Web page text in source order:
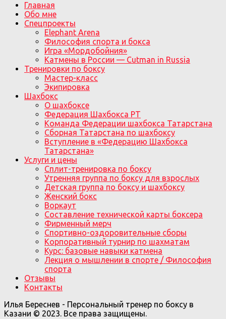
Главная
Обо мне
Спецпроекты
Elephant Arena
Философия спорта и бокса
Игра «Мордобойния»
Катмены в России — Cutman in Russia
Тренировки по боксу
Мастер-класс
Экипировка
Шахбокс
О шахбоксе
Федерация Шахбокса РТ
Команда Федерации шахбокса Татарстана
Сборная Татарстана по шахбоксу
Вступление в «Федерацию Шахбокса
Татарстана»
Услуги и цены
Сплит-тренировка по боксу
Утренняя группа по боксу для взрослых
Детская группа по боксу и шахбоксу
Женский бокс
Воркаут
Составление технической карты боксера
Фирменный мерч
Спортивно-оздоровительные сборы
Корпоративный турнир по шахматам
Курс: базовые навыки катмена
Лекция о мышлении в спорте / Философия
спорта
Отзывы
Контакты
Илья Береснев - Персональный тренер по боксу в
Казани © 2023. Все права защищены.